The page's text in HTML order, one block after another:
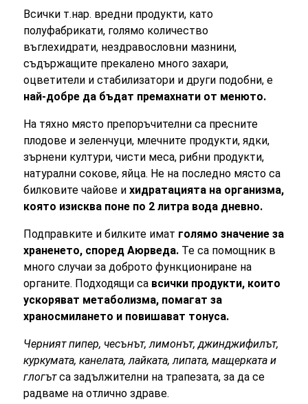
Всички т.нар. вредни продукти, като
полуфабрикати, голямо количество
въглехидрати, нездравословни мазнини,
съдържащите прекалено много захари,
оцветители и стабилизатори и други подобни, е
най-добре да бъдат премахнати от менюто.
На тяхно място препоръчителни са пресните
плодове и зеленчуци, млечните продукти, ядки,
зърнени култури, чисти меса, рибни продукти,
натурални сокове, яйца. Не на последно място са
билковите чайове ихидратацията на организма,
която изисква поне по 2 литра вода дневно.
Подправките и билките имат голямо значение за
храненето, според Аюрведа. Те са помощник в
много случаи за доброто функциониране на
органите. Подходящи са всички продукти, които
ускоряват метаболизма, помагат за
храносмилането и повишават тонуса.
Черният пипер, чесънът, лимонът, джинджифилът,
куркумата, канелата, лайката, липата, мащерката и
глогътса задължителни на трапезата, за да се
радваме на отлично здраве.